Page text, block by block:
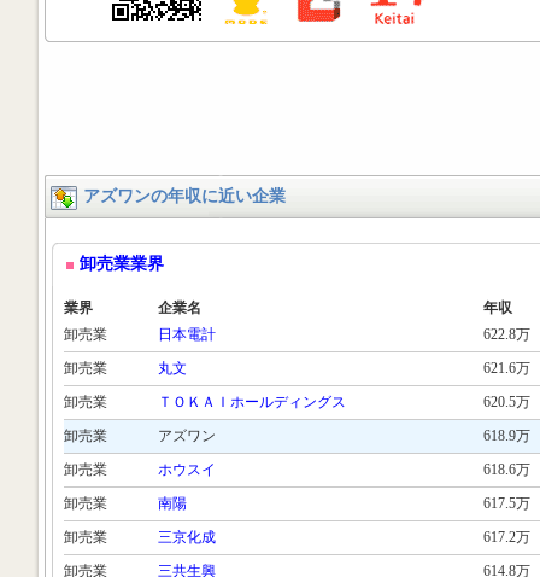
アズワンの年収に近い企業
卸売業業界
業界 企業名
年収
卸売業
日本電計
622.8万
卸売業
丸文
621.6万
卸売業
ＴＯＫＡＩホールディングス
620.5万
卸売業
アズワン
618.9万
卸売業
ホウスイ
618.6万
卸売業
南陽
617.5万
卸売業
三京化成
617.2万
卸売業
三共生興
614.8万